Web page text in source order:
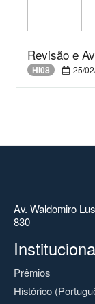
Revisão e
HI08 25/
Av. Waldomiro
830
Prêmios
Histórico